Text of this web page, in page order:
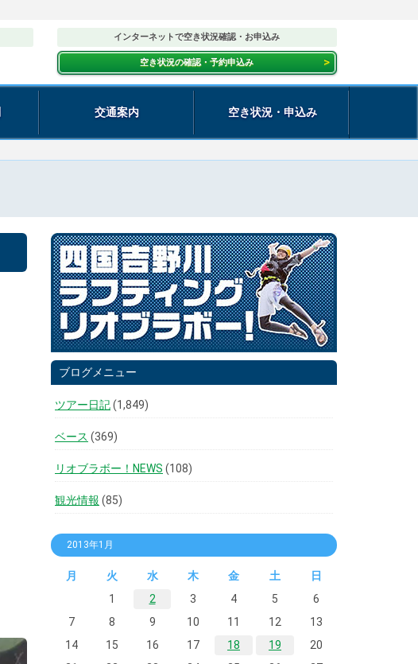
インターネットで空き状況確認・お申込み
空き状況の確認・予約申込み
交通案内 空き状況・申込み
ブログメニュー
ツアー日記(1,849)
ベース (369)
リオブラボー！NEWS (108)
観光情報 (85)
2013年1月
月 火 水 木 金 土
日
1
2 3 4 5
6
7
8 9 10 11 12
13
14
15 16 17 18 19
20